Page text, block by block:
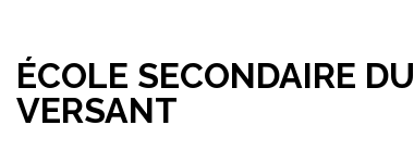
ÉCOLE SECONDAIRE DU
VERSANT